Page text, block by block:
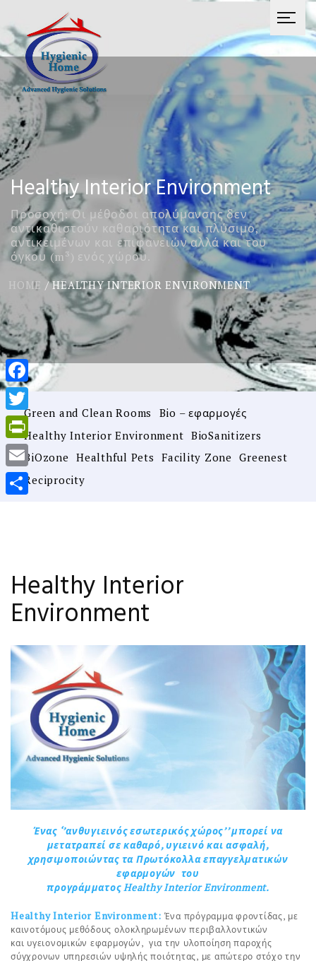
Healthy Interior Environment
Προσοχή: Οι μέθοδοι απολύμανσης δεν
αντικαθιστούν καθαριότητα και πλύσιμο,
αντικειμένων και επιφανειών αλλά και του
όγκου (m³) ενός χώρου.
HOME /HEALTHY INTERIOR ENVIRONMENT
Green and Clean Rooms
Bio – εφαρμογές
Healthy Interior Environment BioSanitizers
BiOzone
Healthful Pets Facility Zone
Greenest
Reciprocity
Healthy Interior
Environment
Ένας‘’ανθυγιεινός εσωτερικός χώρος’’ μπορεί να
μετατραπεί σε καθαρό, υγιεινό και ασφαλή,
χρησιμοποιώντας τα Πρωτόκολλα επαγγελματικών
εφαρμογών του
προγράμματοςHealthy Interior Environment.
Healthy Interior Environment: Ένα πρόγραμμα φροντίδας, με
καινοτόμους μεθόδους ολοκληρωμένων περιβαλλοντικών
και υγειονομικών εφαρμογών, για την υλοποίηση παροχής
σύγχρονων υπηρεσιών υψηλής ποιότητας, με απώτερο στόχο την
Facebook
Twitter
PrintFriendly
Email